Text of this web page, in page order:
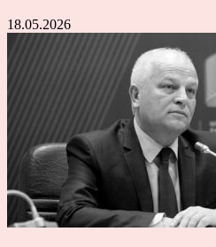
18.05.2026